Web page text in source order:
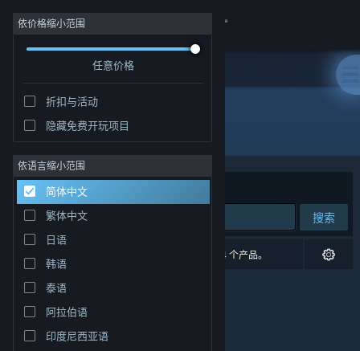
登录
社区
关于
客服
更改语言
获取 Steam 手机应用
查看桌面版网站
依价格缩小范围
任意价格
折扣与活动
隐藏免费开玩项目
依语言缩小范围
简体中文
繁体中文
日语
韩语
泰语
阿拉伯语
印度尼西亚语
发行商: MYAOSOFT
排序依据 相关性
搜索
0 个匹配的搜索结果。 根据您的偏好，已排除了 4 个产品。